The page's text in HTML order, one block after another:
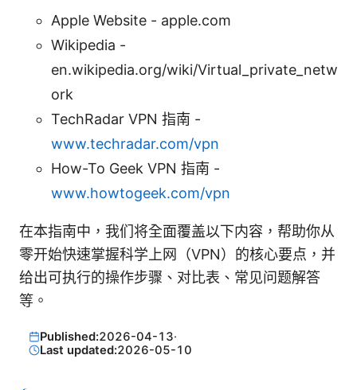
Apple Website - apple.com
Wikipedia -
en.wikipedia.org/wiki/Virtual_private_netw
ork
TechRadar VPN 指南 -
www.techradar.com/vpn
How-To Geek VPN 指南 -
www.howtogeek.com/vpn
在本指南中，我们将全面覆盖以下内容，帮助你从
零开始快速掌握科学上网（VPN）的核心要点，并
给出可执行的操作步骤、对比表、常见问题解答
等。
Published:2026-04-13·
Last updated:2026-05-10